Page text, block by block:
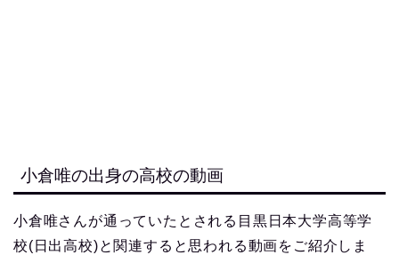
小倉唯の出身の高校の動画
小倉唯さんが通っていたとされる目黒日本大学高等学
校(日出高校)と関連すると思われる動画をご紹介しま